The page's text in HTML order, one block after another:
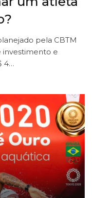
pela CBTM
investimento e
4…